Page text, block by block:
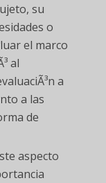
su
o
el marco
al
a
a las
de
aspecto